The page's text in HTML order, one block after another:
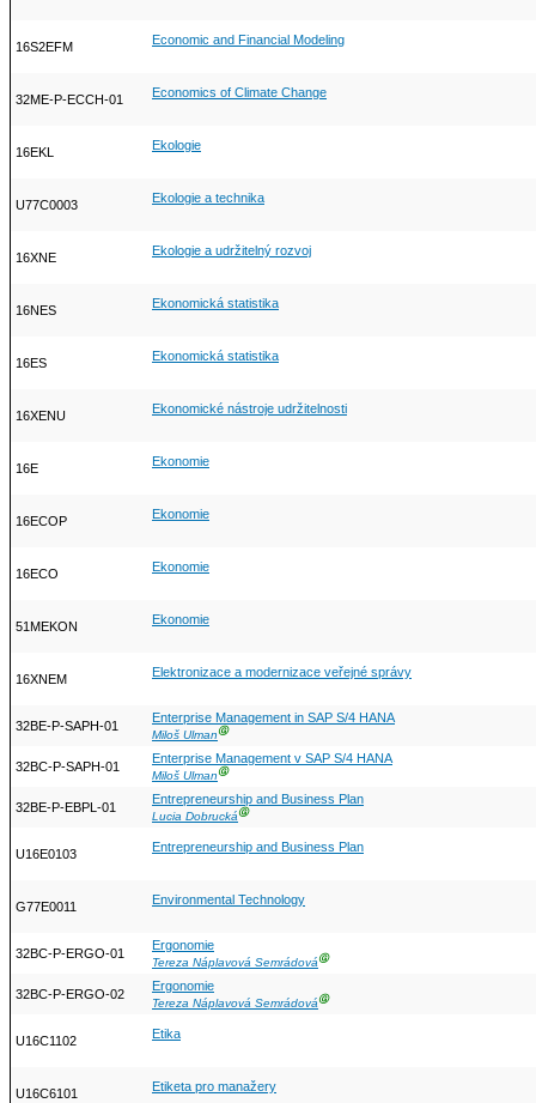
16S2EFM Economic and Financial Modeling
32ME-P-ECCH-01 Economics of Climate Change
16EKL Ekologie
U77C0003 Ekologie a technika
16XNE Ekologie a udržitelný rozvoj
16NES Ekonomická statistika
16ES Ekonomická statistika
16XENU Ekonomické nástroje udržitelnosti
16E Ekonomie
16ECOP Ekonomie
16ECO Ekonomie
51MEKON Ekonomie
16XNEM Elektronizace a modernizace veřejné správy
32BE-P-SAPH-01
Enterprise Management in SAP S/4 HANA
Miloš UlmanⒼ
32BC-P-SAPH-01
Enterprise Management v SAP S/4 HANA
Miloš UlmanⒼ
32BE-P-EBPL-01
Entrepreneurship and Business Plan
Lucia DobruckáⒼ
U16E0103 Entrepreneurship and Business Plan
G77E0011 Environmental Technology
32BC-P-ERGO-01
Ergonomie
Tereza Náplavová SemrádováⒼ
32BC-P-ERGO-02
Ergonomie
Tereza Náplavová SemrádováⒼ
U16C1102 Etika
U16C6101 Etiketa pro manažery